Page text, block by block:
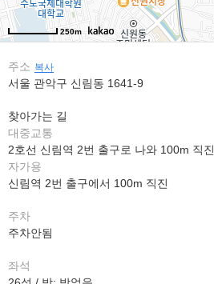
250m
주소 복사
서울 관악구 신림동 1641-9
찾아가는 길
대중교통
2호선 신림역 2번 출구로 나와 100m 직진
자가용
신림역 2번 출구에서 100m 직진
주차
주차안됨
좌석